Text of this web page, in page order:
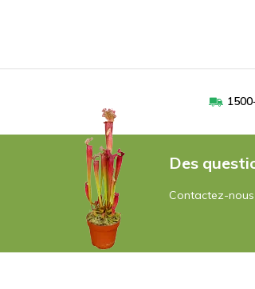
Des
Contactez-